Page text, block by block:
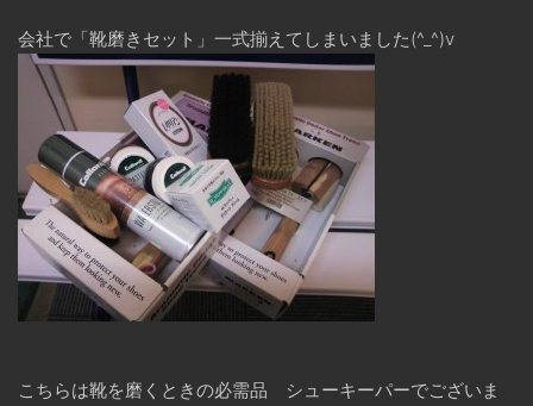
会社で「靴磨きセット」一式揃えてしまいました(^_^)v
こちらは靴を磨くときの必需品 シューキーパーでございま